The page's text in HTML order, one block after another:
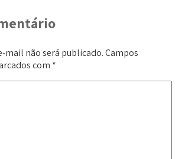
mail não será publicado.Campos
com *